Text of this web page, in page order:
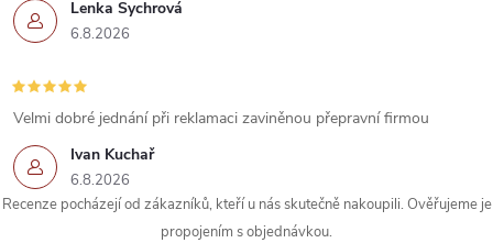
p
r
v
k
y
Lenka Sychrová
6.8.2026
Ivan Kuchař
6.8.2026
Velmi dobré jednání při reklamaci zaviněnou přepravní firmou
Recenze pocházejí od zákazníků, kteří u nás skutečně nakoupili. Ověřujeme je
propojením s objednávkou.